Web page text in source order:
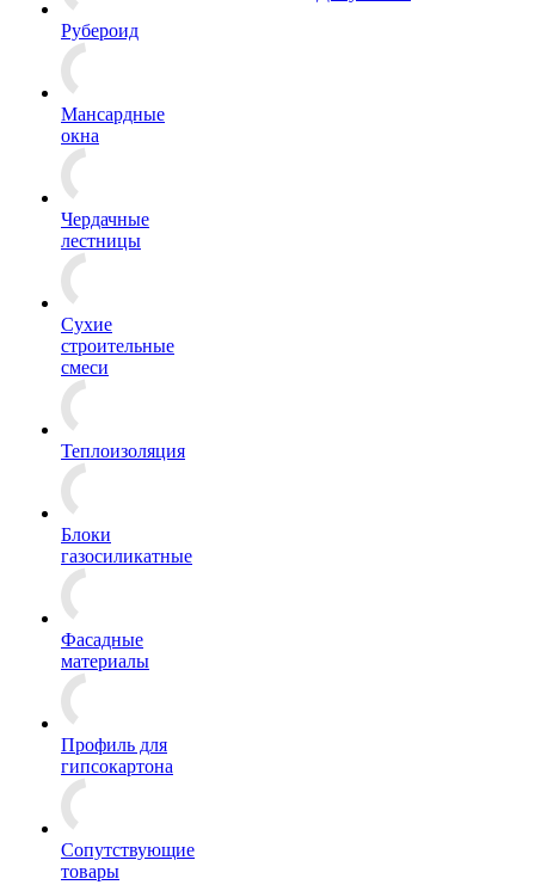
Рубероид
Мансардные
окна
Чердачные
лестницы
Сухие
строительные
смеси
Теплоизоляция
Блоки
газосиликатные
Фасадные
материалы
Профиль для
гипсокартона
Сопутствующие
товары